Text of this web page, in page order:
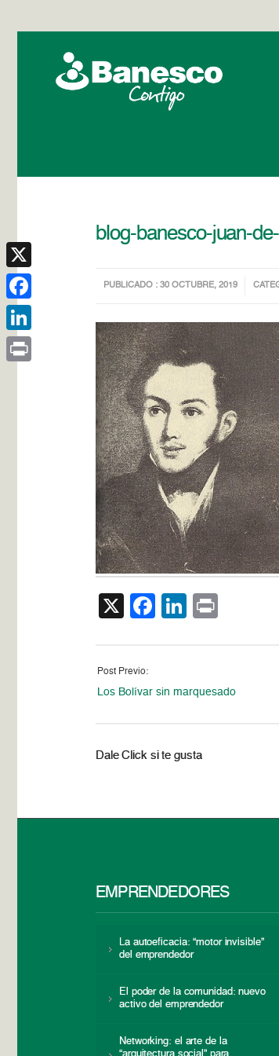
blog-banesco-juan-
PUBLICADO : 30 OCTUBRE, 2019
X Facebook
LinkedIn
Post Previo:
Los Bolívar sin marquesado
Dale Click si te gusta
EMPRENDEDORES
La autoeficacia: “motor invisible”
del emprendedor
El poder de la comunidad: nuevo
activo del emprendedor
Networking: el arte de la
X
Facebook
LinkedIn